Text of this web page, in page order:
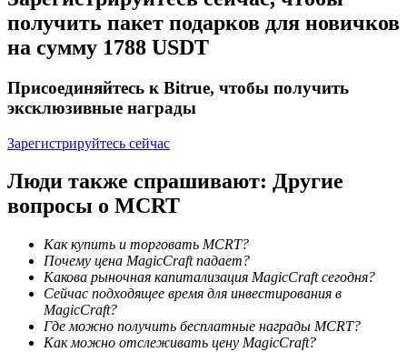
Наслаждайтесь распределением прибыли и комиссиями
за копи-трейдинг
Анализ больших данных, включая торговую информацию
и т. д.
получить пакет подарков для новичков
на сумму 1788 USDT
Присоединяйтесь к Bitrue, чтобы получить
эксклюзивные награды
Зарегистрируйтесь сейчас
Люди также спрашивают: Другие
вопросы о MCRT
Как купить и торговать MCRT?
Почему цена MagicCraft падает?
Какова рыночная капитализация MagicCraft сегодня?
Сейчас подходящее время для инвестирования в
MagicCraft?
Где можно получить бесплатные награды MCRT?
Как можно отслеживать цену MagicCraft?